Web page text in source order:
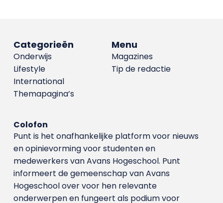
Menu
Magazines
Tip de redactie
Categorieën
Onderwijs
Lifestyle
International
Themapagina’s
Colofon
Punt is het onafhankelijke platform voor nieuws
en opinievorming voor studenten en
medewerkers van Avans Hoge­school. Punt
informeert de gemeenschap van Avans
Hogeschool over voor hen relevante
onderwerpen en fungeert als podium voor